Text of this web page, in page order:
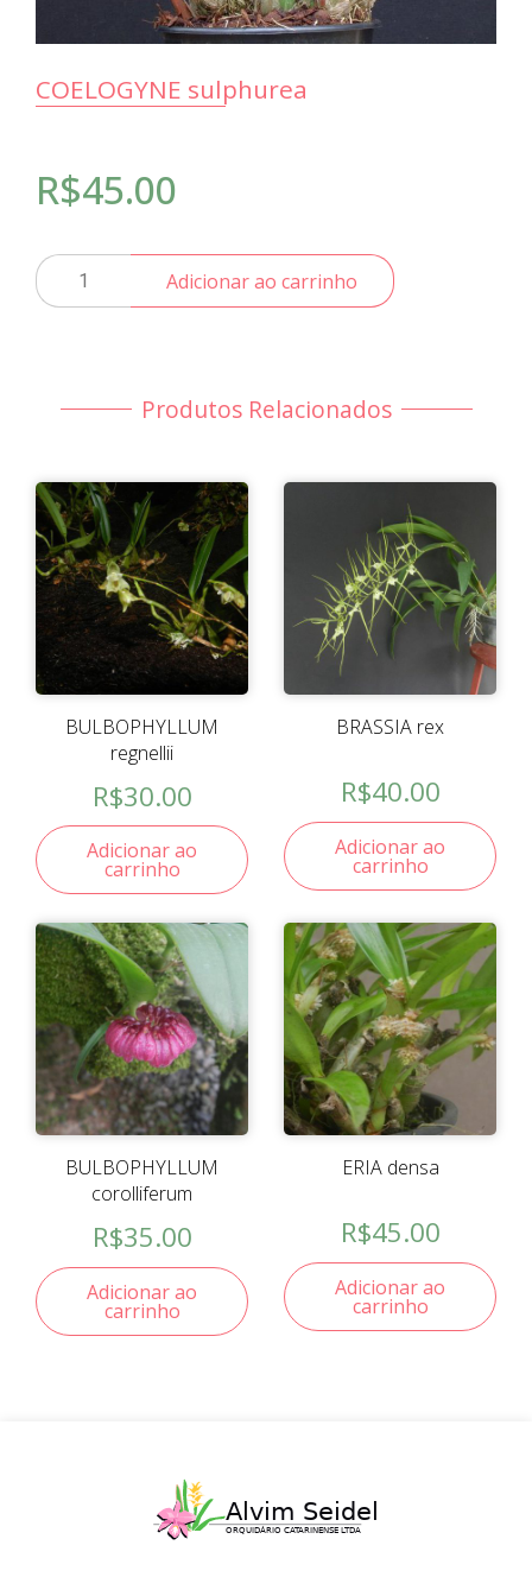
COELOGYNE sulphurea
R$45.00
COELOGYNE
sulphurea
Adicionar ao carrinho
Produtos Relacionados
BULBOPHYLLUM
regnellii
R$30.00
Adicionar ao
carrinho
BRASSIA rex
R$40.00
Adicionar ao
carrinho
BULBOPHYLLUM
corolliferum
R$35.00
Adicionar ao
carrinho
ERIA densa
R$45.00
Adicionar ao
carrinho